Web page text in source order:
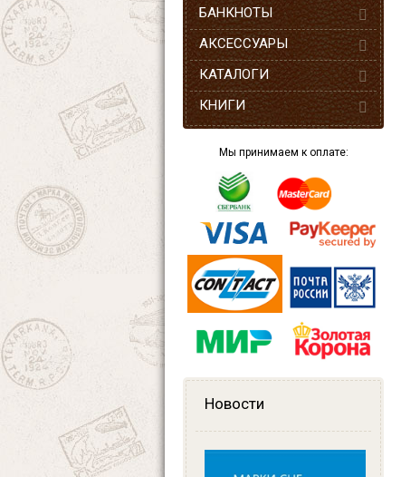
БАНКНОТЫ
АКСЕССУАРЫ
КАТАЛОГИ
КНИГИ
Мы принимаем к оплате:
Новости